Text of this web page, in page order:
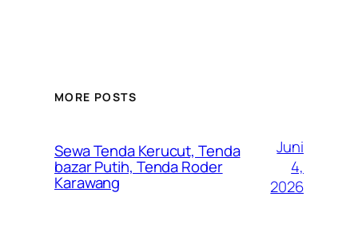
MORE POSTS
Sewa Tenda Kerucut, Tenda
bazar Putih, Tenda Roder
Karawang
Juni
4,
2026